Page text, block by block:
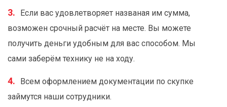
Если вас удовлетворяет названая им сумма,
возможен срочный расчёт на месте. Вы можете
получить деньги удобным для вас способом. Мы
сами заберём технику не на ходу.
Всем оформлением документации по скупке
займутся наши сотрудники.